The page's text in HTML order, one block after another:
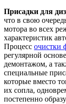
Присадки для
что в свою
мотора во всех
характеристик
Процесс очистки
регулярной
демонтажом, а
специальные
которые вместо
их сопла,
постепенно